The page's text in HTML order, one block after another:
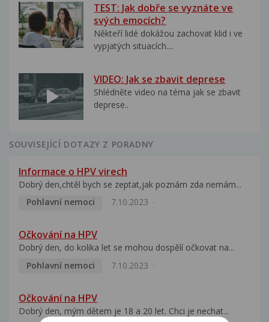
TEST: Jak dobře se vyznáte ve
svých emocích?
Někteří lidé dokážou zachovat klid i ve
vypjatých situacích....
VIDEO: Jak se zbavit deprese
Shlédněte video na téma jak se zbavit
deprese..
SOUVISEJÍCÍ DOTAZY Z PORADNY
Informace o HPV virech
Dobrý den,chtěl bych se zeptat,jak poznám zda nemám...
Pohlavní nemoci
7.10.2023
Očkování na HPV
Dobrý den, do kolika let se mohou dospělí očkovat na...
Pohlavní nemoci
7.10.2023
Očkování na HPV
Dobrý den, mým dětem je 18 a 20 let. Chci je nechat...